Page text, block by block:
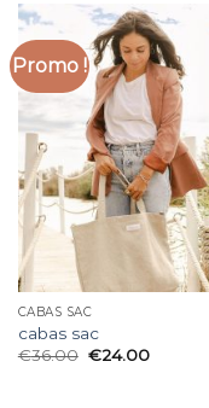
Promo !
CABAS SAC
cabas sac
€36.00 €24.00